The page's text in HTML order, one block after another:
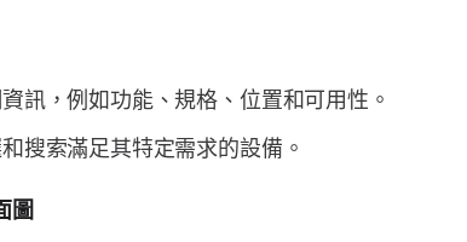
訊，例如功能、規格、位置和可用性。
搜索滿足其特定需求的設備。
圖